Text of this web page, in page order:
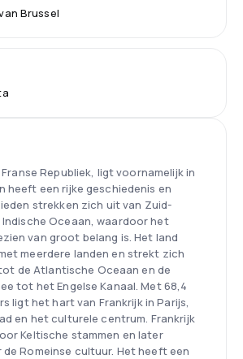
Brussel
Republiek, ligt voornamelijk in
heeft een rijke geschiedenis en
strekken zich uit van Zuid-
Oceaan, waardoor het
van groot belang is. Het land
meerdere landen en strekt zich
de Atlantische Oceaan en de
tot het Engelse Kanaal. Met 68,4
ligt het hart van Frankrijk in Parijs,
en het culturele centrum. Frankrijk
Keltische stammen en later
Romeinse cultuur. Het heeft een